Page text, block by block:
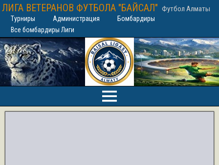
ЛИГА ВЕТЕРАНОВ ФУТБОЛА "БАЙСАЛ" Футбол Алматы
Турниры Администрация
Бомбардиры
Все бомбардиры Лиги